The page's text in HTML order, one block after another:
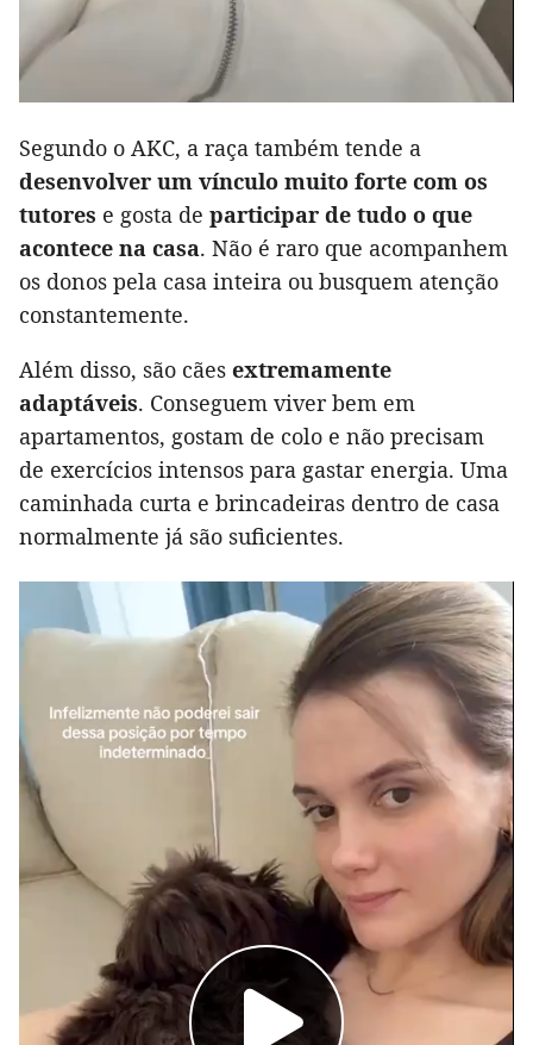
Segundo o AKC, a raça também tende a
desenvolver um vínculo muito forte com os
tutores e gosta de participar de tudo o que
acontece na casa. Não é raro que acompanhem
os donos pela casa inteira ou busquem atenção
constantemente.
Além disso, são cães extremamente
adaptáveis. Conseguem viver bem em
apartamentos, gostam de colo e não precisam
de exercícios intensos para gastar energia. Uma
caminhada curta e brincadeiras dentro de casa
normalmente já são suficientes.